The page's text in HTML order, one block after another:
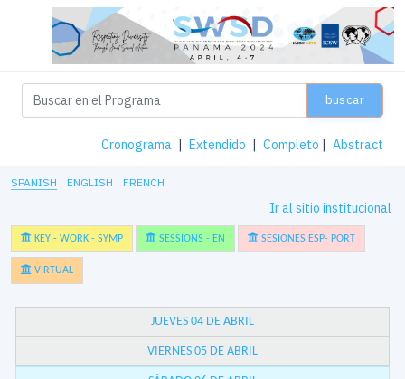
buscar
Cronograma | Extendido | Completo | Abstract
SPANISH ENGLISH FRENCH
Ir al sitio institucional
KEY - WORK - SYMP SESSIONS - EN SESIONES ESP- PORT
VIRTUAL
JUEVES 04 DE ABRIL
VIERNES 05 DE ABRIL